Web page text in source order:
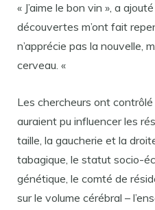
« J’aime le bon vin », a
découvertes m’ont fait
n’apprécie pas la nouvelle,
cerveau. «
Les chercheurs ont
auraient pu influencer les
taille, la gaucherie et la
tabagique, le statut socio-
génétique, le comté de
sur le volume cérébral –